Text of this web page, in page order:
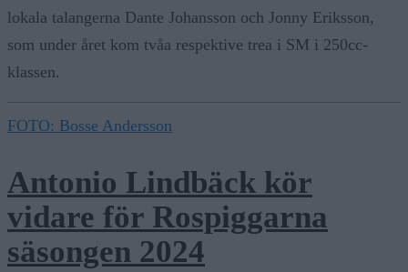
lokala talangerna Dante Johansson och Jonny Eriksson,
som under året kom tvåa respektive trea i SM i 250cc-
klassen.
FOTO: Bosse Andersson
Antonio Lindbäck kör
vidare för Rospiggarna
säsongen 2024